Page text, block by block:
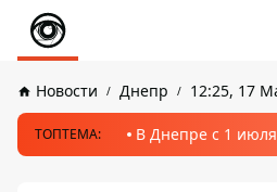
Новости Днепр 12:25, 17
ТОПТЕМА: В Днепре с 1